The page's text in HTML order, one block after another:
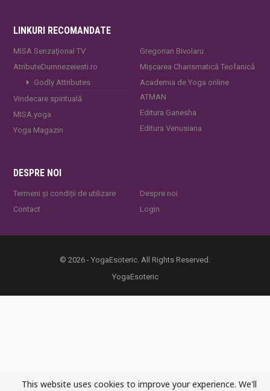
LINKURI RECOMANDATE
MISA Senzaţional TV
AtributeDumnezeiesti.ro
Godly Attributes
Vindecare spirituală
MISA.yoga
Yoga Magazin
Gregorian Bivolaru
Mișcarea Charismatică Teofanică
Academia de Yoga online
ATMAN
Editura Ganesha
Editura Venusiana
DESPRE NOI
Termeni și condiții de utilizare
Contact
Despre noi
Login
© 2026 - YogaEsoteric. All Rights Reserved.
YogaEsoteric
This website uses cookies to improve your experience. We'll